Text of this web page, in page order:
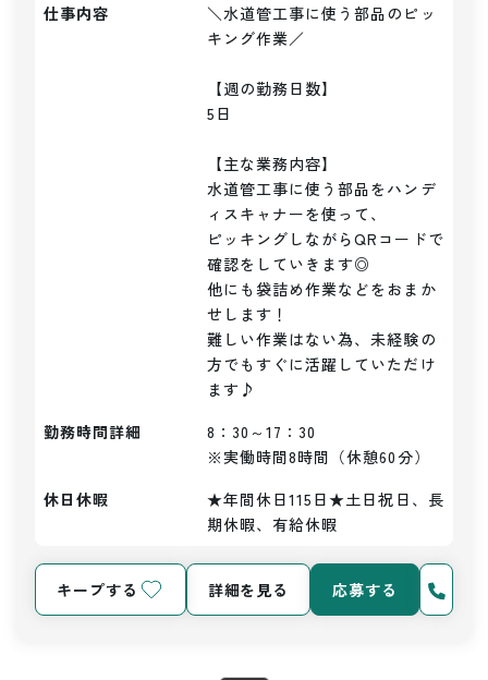
仕事内容
＼水道管工事に使う部品のピッ
キング作業／
【週の勤務日数】
5日
【主な業務内容】
水道管工事に使う部品をハンデ
ィスキャナーを使って、
ピッキングしながらQRコードで
確認をしていきます◎
他にも袋詰め作業などをおまか
せします！
難しい作業はない為、未経験の
方でもすぐに活躍していただけ
ます♪
勤務時間詳細
8：30～17：30
※実働時間8時間（休憩60分）
休日休暇
★年間休日115日★土日祝日、長
期休暇、有給休暇
キープする 詳細を見る 応募する